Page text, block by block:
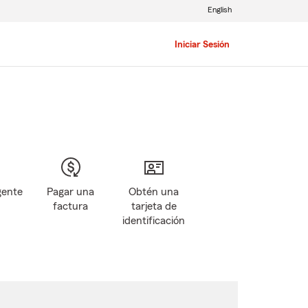
Iniciar Sesión
English
Pagar una
factura
Obtén una
tarjeta de
identificación